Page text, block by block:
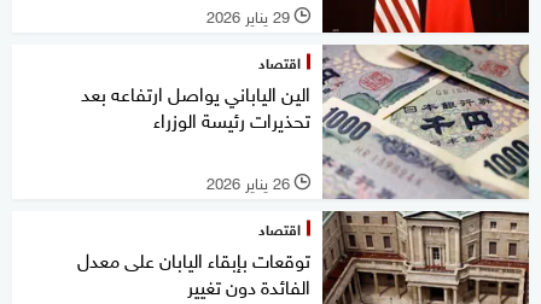
l 29 يناير 2026
اقتصاد
الين الياباني يواصل ارتفاعه بعد
تحذيرات رئيسة الوزراء
l 26 يناير 2026
اقتصاد
توقعات بإبقاء اليابان على معدل
الفائدة دون تغيير